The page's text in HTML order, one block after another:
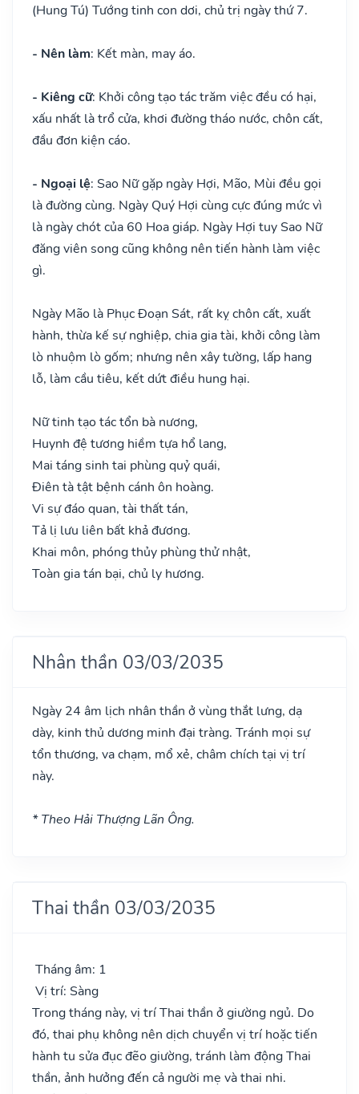
(Hung Tú) Tướng tinh con dơi, chủ trị ngày thứ 7.
- Nên làm: Kết màn, may áo.
- Kiêng cữ: Khởi công tạo tác trăm việc đều có hại,
xấu nhất là trổ cửa, khơi đường tháo nước, chôn cất,
đầu đơn kiện cáo.
- Ngoại lệ: Sao Nữ gặp ngày Hợi, Mão, Mùi đều gọi
là đường cùng. Ngày Quý Hợi cùng cực đúng mức vì
là ngày chót của 60 Hoa giáp. Ngày Hợi tuy Sao Nữ
đăng viên song cũng không nên tiến hành làm việc
gì.
Ngày Mão là Phục Đoạn Sát, rất kỵ chôn cất, xuất
hành, thừa kế sự nghiệp, chia gia tài, khởi công làm
lò nhuộm lò gốm; nhưng nên xây tường, lấp hang
lỗ, làm cầu tiêu, kết dứt điều hung hại.
Nữ tinh tạo tác tổn bà nương,
Huynh đệ tương hiềm tựa hổ lang,
Mai táng sinh tai phùng quỷ quái,
Điên tà tật bệnh cánh ôn hoàng.
Vi sự đáo quan, tài thất tán,
Tả lị lưu liên bất khả đương.
Khai môn, phóng thủy phùng thử nhật,
Toàn gia tán bại, chủ ly hương.
Nhân thần 03/03/2035
Ngày 24 âm lịch nhân thần ở vùng thắt lưng, dạ
dày, kinh thủ dương minh đại tràng. Tránh mọi sự
tổn thương, va chạm, mổ xẻ, châm chích tại vị trí
này.
* Theo Hải Thượng Lãn Ông.
Thai thần 03/03/2035
Tháng âm: 1
Vị trí: Sàng
Trong tháng này, vị trí Thai thần ở giường ngủ. Do
đó, thai phụ không nên dịch chuyển vị trí hoặc tiến
hành tu sửa đục đẽo giường, tránh làm động Thai
thần, ảnh hưởng đến cả người mẹ và thai nhi.